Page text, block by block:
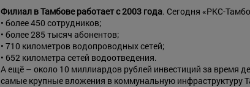
Филиал в Тамбове работает с 2003 года. Сегодня «РКС-
• более 450 сотрудников;
• более 285 тысяч абонентов;
• 710 километров водопроводных сетей;
• 652 километра сетей водоотведения.
А ещё – около 10 миллиардов рублей инвестиций за время
самые крупные вложения в коммунальную инфраструктуру